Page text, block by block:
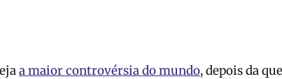
a maior controvérsia do mundo, depois da